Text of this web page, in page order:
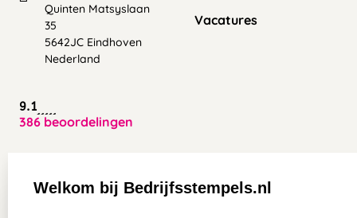
Quinten Matsyslaan
35
5642JC Eindhoven
Nederland
9.1
386 beoordelingen
Vacatures
Aanvraag op maat
Contact opnemen
Welkom bij Bedrijfsstempels.nl